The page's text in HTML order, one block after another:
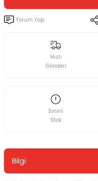
Yorum Yap
Hızlı
Gönderi
Sınırlı
Stok
Bilgi